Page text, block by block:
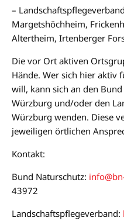
–
Margetshöchheim,
Altertheim, Irtenberger
Die vor Ort aktiven
Hände. Wer sich hier aktiv
will, kann sich an den
Würzburg und/oder den
Würzburg wenden. Diese
jeweiligen örtlichen
Kontakt:
Bund Naturschutz:
43972
Landschaftspflegeverband: